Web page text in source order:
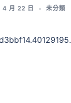
月 22 日 未分類